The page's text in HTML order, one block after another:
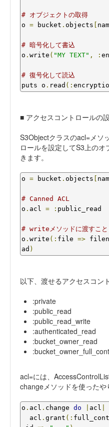
# オブジェクトの取得
o = bucket . objects
# 暗号化して書込
o . write ( "MY TEXT" , :
# 復号化して読込
puts o . read (:
■ アクセスコントロールの
S3Objectクラスのacl=メソ
ロールを設定してS3上の
きます。
o = bucket . objects
# Canned ACL
o . acl = : public_read
# writeメソッドに渡すこと
o . write (: file =>
ad )
以下、渡せるアクセスコン
:private
:public_read
:public_read_write
:authenticated_read
:bucket_owner_read
acl=には、
changeメソッドを使ったや
o . acl . change do acl
  acl
. grant (: